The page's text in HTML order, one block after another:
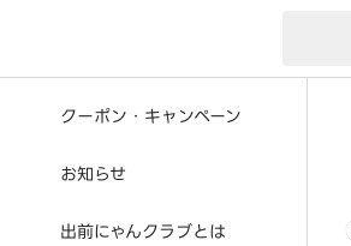
クーポン・キャンペーン
お知らせ
出前にゃんクラブとは